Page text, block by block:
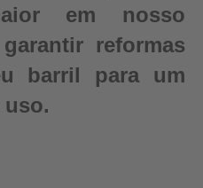
em nosso
reformas
barril para um